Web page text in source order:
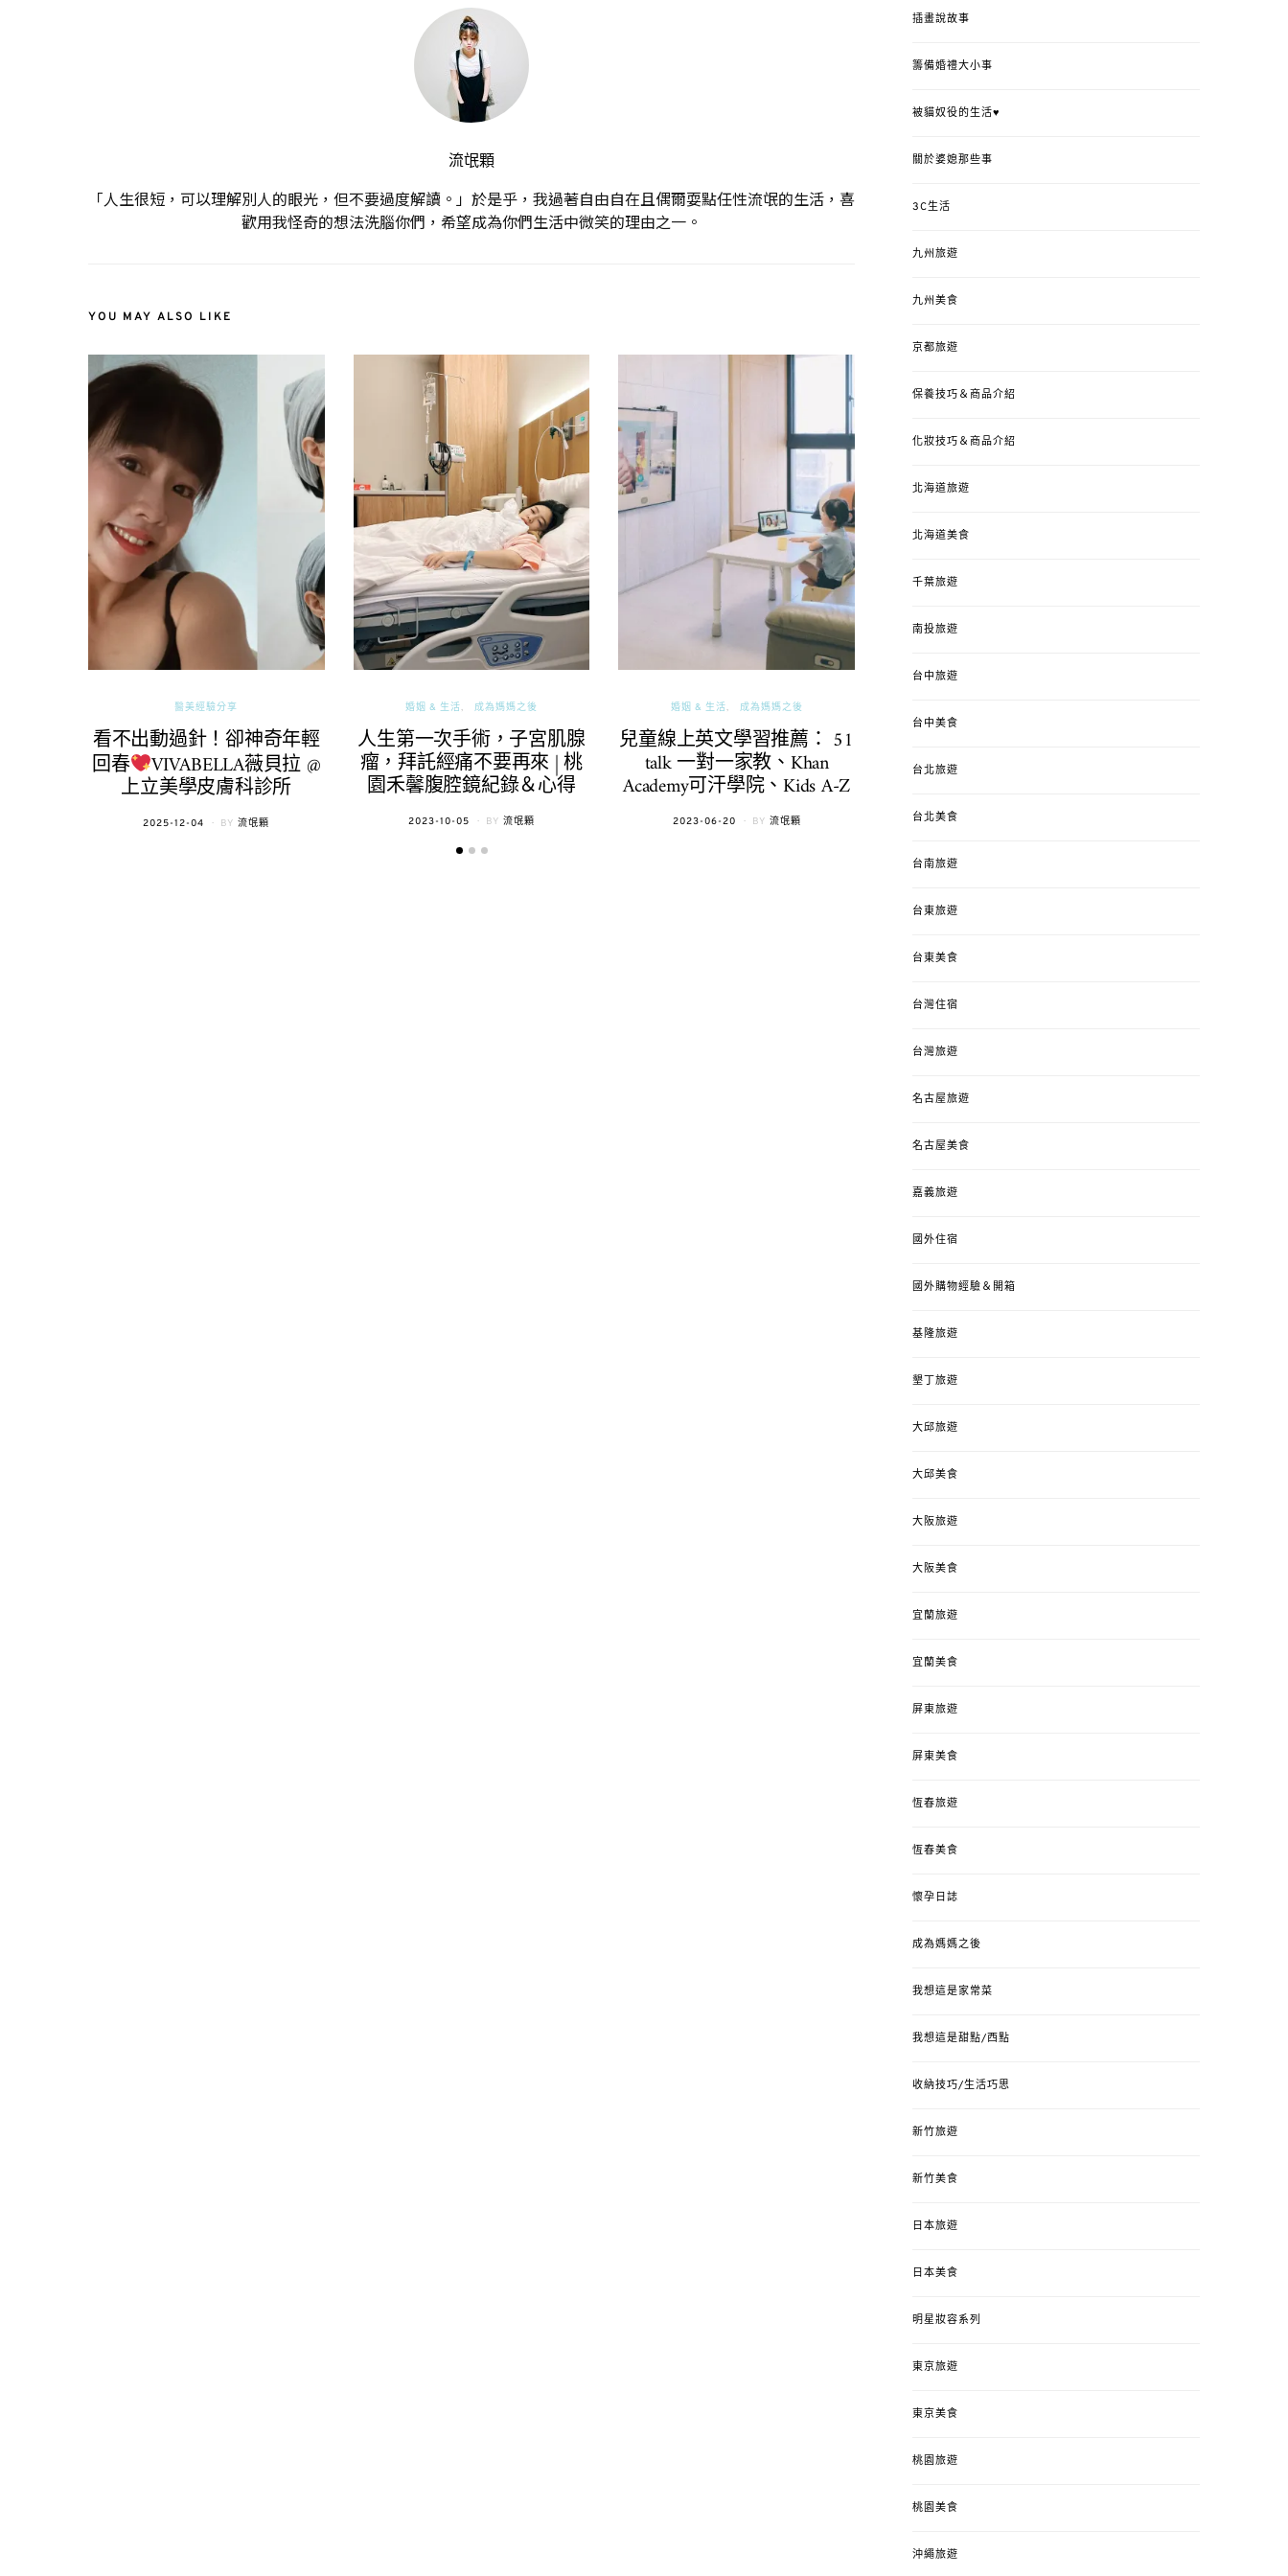
流氓顆
「人生很短，可以理解別人的眼光，但不要過度解讀。」於是乎，我過著自由自在且偶爾耍點任性流氓的生活，喜
歡用我怪奇的想法洗腦你們，希望成為你們生活中微笑的理由之一。
YOU MAY ALSO LIKE
醫美經驗分享
看不出動過針！卻神奇年輕
回春 VIVABELLA薇貝拉 @
上立美學皮膚科診所
POSTED
2025-12-04 BY 流氓顆
婚姻 & 生活 成為媽媽之後
人生第一次手術，子宮肌腺
瘤，拜託經痛不要再來 | 桃
園禾馨腹腔鏡紀錄＆心得
POSTED
2023-10-05 BY 流氓顆
婚姻 & 生活 成為媽媽之後
兒童線上英文學習推薦： 51
talk 一對一家教、Khan
Academy可汗學院、Kids A-Z
POSTED
2023-06-20 BY 流氓顆
錯、認識華德福
ON
插畫說故事
籌備婚禮大小事
被貓奴役的生活♥
關於婆媳那些事
3C生活
九州旅遊
九州美食
京都旅遊
保養技巧＆商品介紹
化妝技巧＆商品介紹
北海道旅遊
北海道美食
千葉旅遊
南投旅遊
台中旅遊
台中美食
台北旅遊
台北美食
台南旅遊
台東旅遊
台東美食
台灣住宿
台灣旅遊
名古屋旅遊
名古屋美食
嘉義旅遊
國外住宿
國外購物經驗＆開箱
基隆旅遊
墾丁旅遊
大邱旅遊
大邱美食
大阪旅遊
大阪美食
宜蘭旅遊
宜蘭美食
屏東旅遊
屏東美食
恆春旅遊
恆春美食
懷孕日誌
成為媽媽之後
我想這是家常菜
我想這是甜點/西點
收納技巧/生活巧思
新竹旅遊
新竹美食
日本旅遊
日本美食
明星妝容系列
東京旅遊
東京美食
桃園旅遊
桃園美食
沖繩旅遊